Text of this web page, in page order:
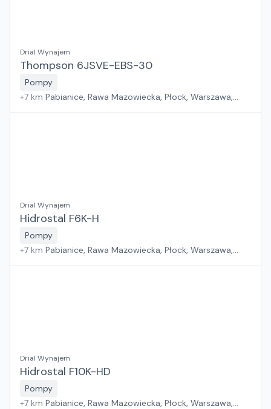
Drial Wynajem
Thompson 6JSVE-EBS-30
Pompy
+7 km Pabianice, Rawa Mazowiecka, Płock, Warszawa,
Drial Wynajem
Hidrostal F6K-H
Pompy
+7 km Pabianice, Rawa Mazowiecka, Płock, Warszawa,
Drial Wynajem
Hidrostal F10K-HD
Pompy
+7 km Pabianice, Rawa Mazowiecka, Płock, Warszawa,